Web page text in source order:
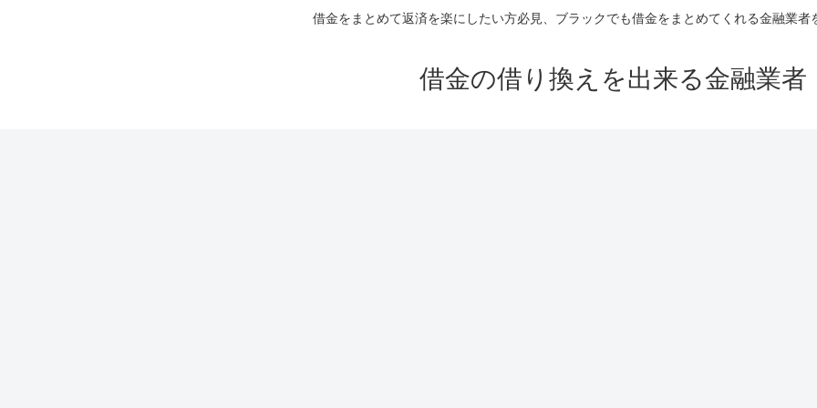
借金をまとめて返済を楽にしたい方必見、ブラックでも借金をまとめてくれる金融業者
借金の借り換えを出来る金融業者